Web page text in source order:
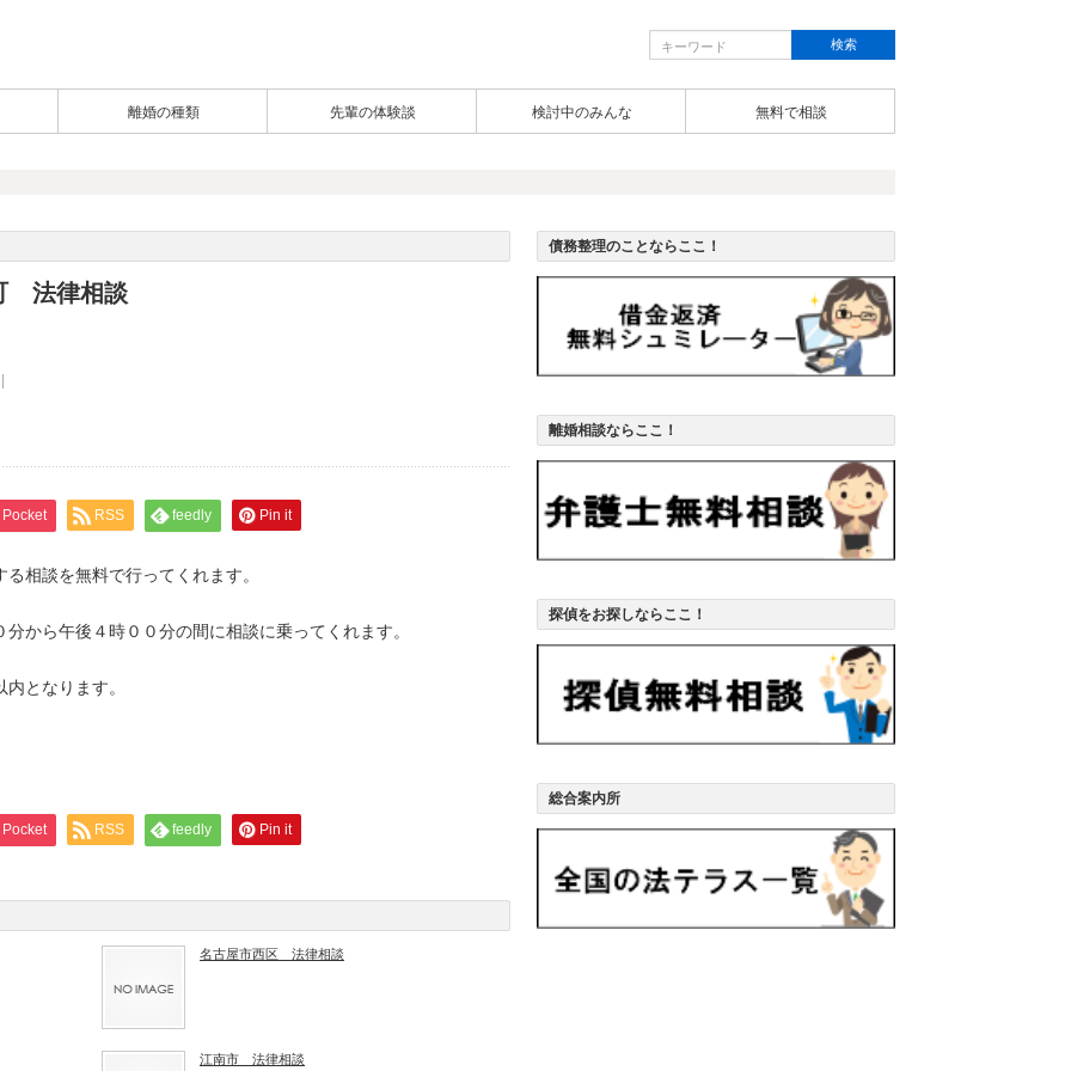
離婚の種類 先輩の体験談 検討中のみんな 無料で相談
法律相談
Pocket RSS feedly Pin it
相談を無料で行ってくれます。
から午後４時００分の間に相談に乗ってくれます。
となります。
Pocket RSS feedly Pin it
名古屋市西区 法律相談
江南市 法律相談
債務整理のことならここ！
離婚相談ならここ！
探偵をお探しならここ！
総合案内所